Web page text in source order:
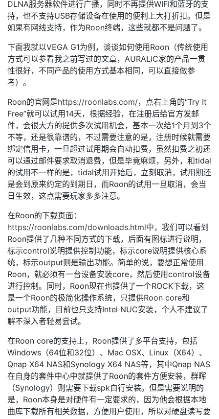
DLNA服务器软件进行广播，同时不再提供WIFI和蓝牙的支
持，也不支持USB存储设备在使用的便利上大打折扣。但是
如果有网线支持，作为Roon终端，这些就都不是问题了。
下面我就以VEGA G1为例，谈谈如何使用Roon（传统使用
方式可以参看我之前写过的文章，AURALiC家的产品一贯
性很好，不同产品的使用方式基本相同，可以直接做参
考）。
Roon的官网是https://roonlabs.com/，点右上角的“Try It
Free”就可以试用14天，根据经验，在注册后给官方发邮
件，会很大方的提供多次试用机会，基本一次给1个月到3个
不等，还是很靠谱的，不过需要注意的是，注册时候就需要
绑定信用卡，一旦超过试用期会自动扣费，虽然扣费之初还
可以通过邮件要求取消退费，但是毕竟麻烦，另外，和tidal
的试用不一样的是，tidal试用开始后，立刻取消，试用期还
是会到原来约定的到期日，而Roon的试用一旦取消，会当
日生效，这点需要玩家多多注意。
在Roon的下载页面：
https://roonlabs.com/downloads.html中，我们可以看到
Roon提供了几种不同方式的下载，后面有图标进行说明，
标示control说明提供控制功能，标示core说明提供核心系
统，标示output则是输出功能。简单的说，要想正常使用
Roon，就必须有一台设备安装core，然后使用control设备
进行控制。同时，Roon现在也提供了一个ROCK下载，这
是一个Roon的极简化操作系统，只提供Roon core和
output功能，目前也只支持Intel NUC安装，个人不建议了
解不深入者轻易尝试。
在Roon core的支持上，Roon提供了多平台支持，包括
Windows（64位和32位）、Mac OSX、Linux（X64）、
Qnap X64 NAS和Synology X64 NAS等，其中Qnap NAS
在自身的套件中心中就提供了Roon的套件方便安装，群晖
（Synology）则需要下载spk自行安装。但是需要说明的
是，Roon本身是对硬件有一定要求的，因为他会根据本地
曲库下载所有相关数据，方便用户使用，所以对硬盘读写要